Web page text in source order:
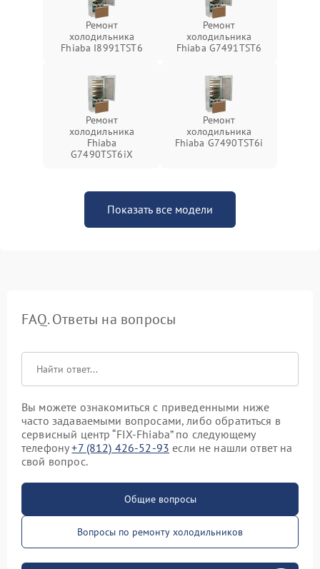
Ремонт
холодильника
Fhiaba I8991TST6
Ремонт
холодильника
Fhiaba G7491TST6
Ремонт
холодильника
Fhiaba
G7490TST6iX
Ремонт
холодильника
Fhiaba G7490TST6i
Показать все модели
FAQ. Ответы на вопросы
Вы можете ознакомиться с приведенными ниже
часто задаваемыми вопросами, либо обратиться в
сервисный центр “FIX-Fhiaba” по следующему
телефону+7 (812) 426-52-93 если не нашли ответ на
свой вопрос.
Общие вопросы
Вопросы по ремонту холодильников